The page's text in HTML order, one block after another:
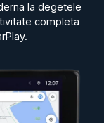
la degetele
completa